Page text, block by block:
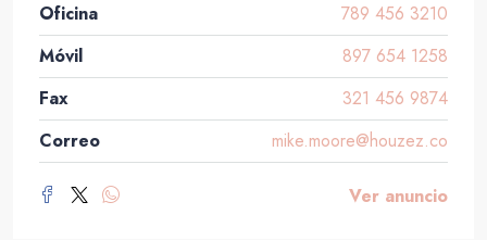
Oficina
789 456 3210
Móvil
897 654 1258
Fax
321 456 9874
Correo
mike.moore@houzez.co
Ver anuncio